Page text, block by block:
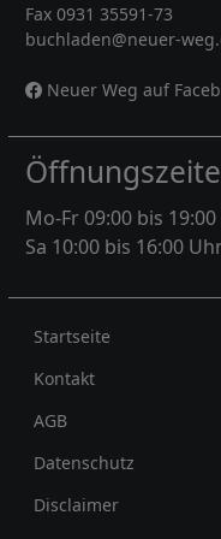
Fax 0931 35591-73
buchladen@neuer-
Neuer Weg auf
Mo-Fr 09:00 bis
Sa 10:00 bis 16:00
Rechtliches
Startseite
Kontakt
AGB
Datenschutz
Disclaimer